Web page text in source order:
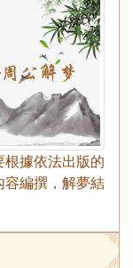
據依法出版的
容編撰，解夢結